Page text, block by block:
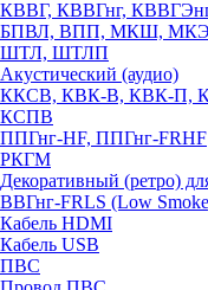
КВВГ, КВВГнг,
БПВЛ, ВПП, МКШ,
ШТЛ, ШТЛП
Акустический (аудио)
ККСВ, КВК-В, КВК-П,
КСПВ
ППГнг-HF, ППГнг-FRHF
РКГМ
Декоративный (ретро)
ВВГнг-FRLS (Low
Кабель HDMI
Кабель USB
ПВС